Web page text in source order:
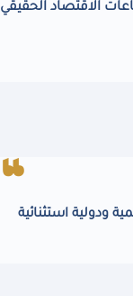
الاقتصاد الحقيقي
ودولية استثنائية